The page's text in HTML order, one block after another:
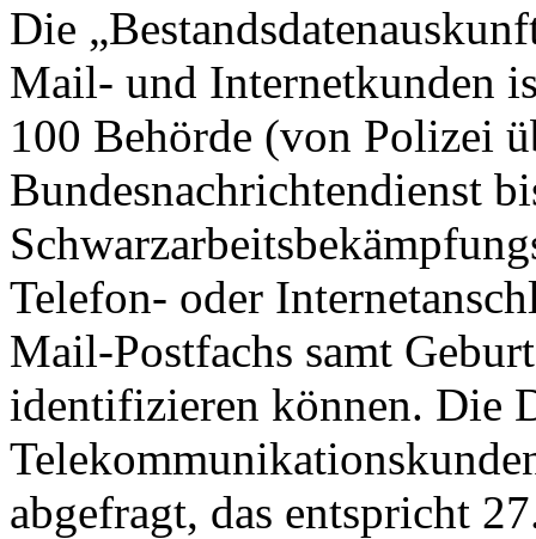
Die
Mail- und Internetkunden
100 Behörde (von Polizei
Bundesnachrichtendienst
Telefon- oder
Mail-Postfachs samt
identifizieren können. Die
abgefragt, das entspricht